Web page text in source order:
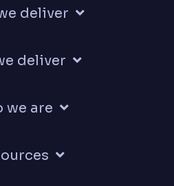
deliver
deliver
we are